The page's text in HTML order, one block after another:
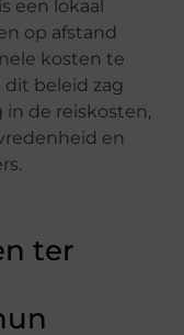
een lokaal
op afstand
kosten te
dit beleid zag
de reiskosten,
en
ter